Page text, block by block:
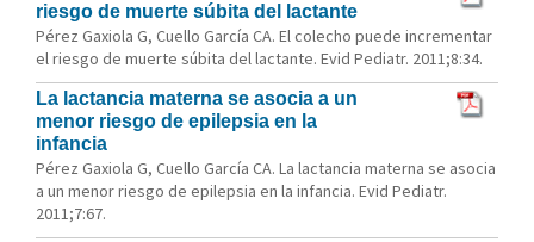
riesgo de muerte súbita del lactante
Pérez Gaxiola G, Cuello García CA. El colecho puede incrementar
el riesgo de muerte súbita del lactante. Evid Pediatr. 2011;8:34.
La lactancia materna se asocia a un
menor riesgo de epilepsia en la
infancia
Pérez Gaxiola G, Cuello García CA. La lactancia materna se asocia
a un menor riesgo de epilepsia en la infancia. Evid Pediatr.
2011;7:67.